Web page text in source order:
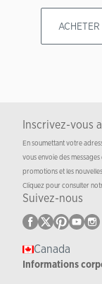
Inscrivez-vous
En soumettant votre
vous envoie des
promotions et les
Cliquez pour consulter
Suivez-nous
Canada
Informations